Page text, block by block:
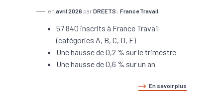
en avril 2026 par DREETS ; France Travail
57 840 inscrits à France Travail
(catégories A, B, C, D, E)
Une hausse de 0,2 % sur le trimestre
Une hausse de 0,6 % sur un an
En savoir plus